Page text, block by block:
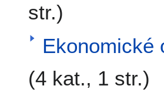
str.)
Ekonomické
(4 kat., 1 str.)